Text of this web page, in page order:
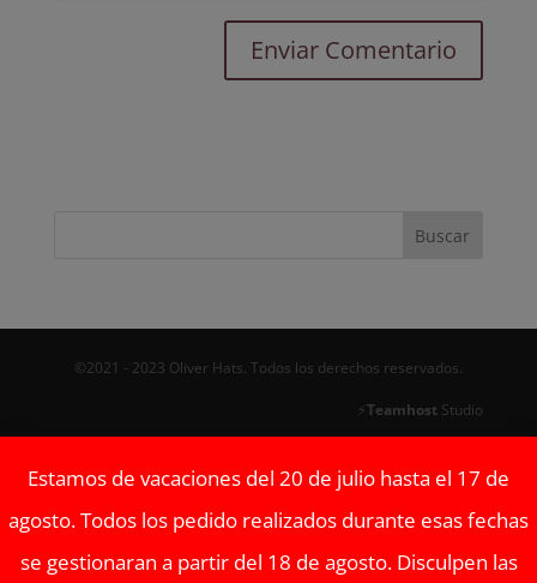
Estamos de vacaciones del 20 de julio hasta el 17 de
agosto. Todos los pedido realizados durante esas fechas
se gestionaran a partir del 18 de agosto. Disculpen las
©2021 - 2023 Oliver Hats. Todos los derechos reservados.
⚡Teamhost Studio